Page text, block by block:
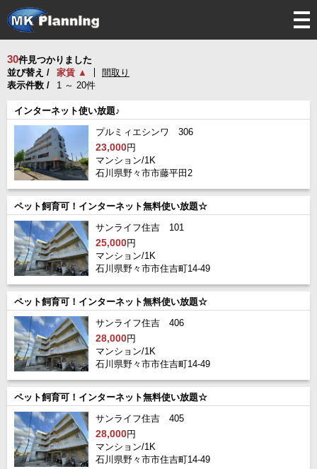
30件見つかりました
並び替え /
家賃 ▲
間取り
表示件数 /
1 ～ 20件
インターネット使い放題♪
プルミィエシンワ 306
23,000円
マンション/1K
石川県野々市市藤平田2
ペット飼育可！インターネット無料使い放題☆
サンライフ住吉 101
25,000円
マンション/1K
石川県野々市市住吉町14-49
ペット飼育可！インターネット無料使い放題☆
サンライフ住吉 406
28,000円
マンション/1K
石川県野々市市住吉町14-49
ペット飼育可！インターネット無料使い放題☆
サンライフ住吉 405
28,000円
マンション/1K
石川県野々市市住吉町14-49